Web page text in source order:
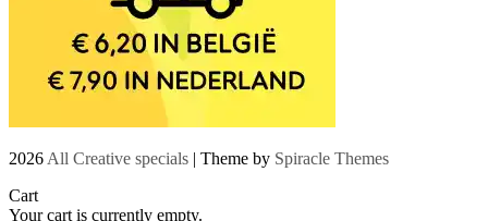
2026 All Creative specials | Theme by Spiracle Themes
Cart
Your cart is currently empty.